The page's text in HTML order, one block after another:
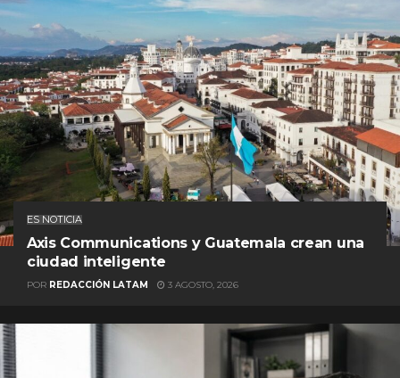
ES NOTICIA
Axis Communications y Guatemala crean una
ciudad inteligente
POR REDACCIÓN LATAM 3 AGOSTO, 2026